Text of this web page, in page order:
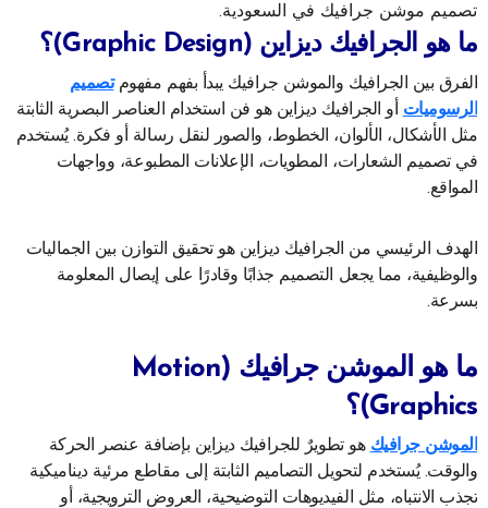
تصميم موشن جرافيك في السعودية.
ما هو الجرافيك ديزاين (Graphic Design)؟
الفرق بين الجرافيك والموشن جرافيك يبدأ بفهم مفهومتصميم
الرسوميات أو الجرافيك ديزاين هو فن استخدام العناصر البصرية الثابتة
مثل الأشكال، الألوان، الخطوط، والصور لنقل رسالة أو فكرة. يُستخدم
في تصميم الشعارات، المطويات، الإعلانات المطبوعة، وواجهات
المواقع.
الهدف الرئيسي من الجرافيك ديزاين هو تحقيق التوازن بين الجماليات
والوظيفية، مما يجعل التصميم جذابًا وقادرًا على إيصال المعلومة
بسرعة.
ما هو الموشن جرافيك (Motion
Graphics)؟
الموشن جرافيك هو تطويرٌ للجرافيك ديزاين بإضافة عنصر الحركة
والوقت. يُستخدم لتحويل التصاميم الثابتة إلى مقاطع مرئية ديناميكية
تجذب الانتباه، مثل الفيديوهات التوضيحية، العروض الترويجية، أو